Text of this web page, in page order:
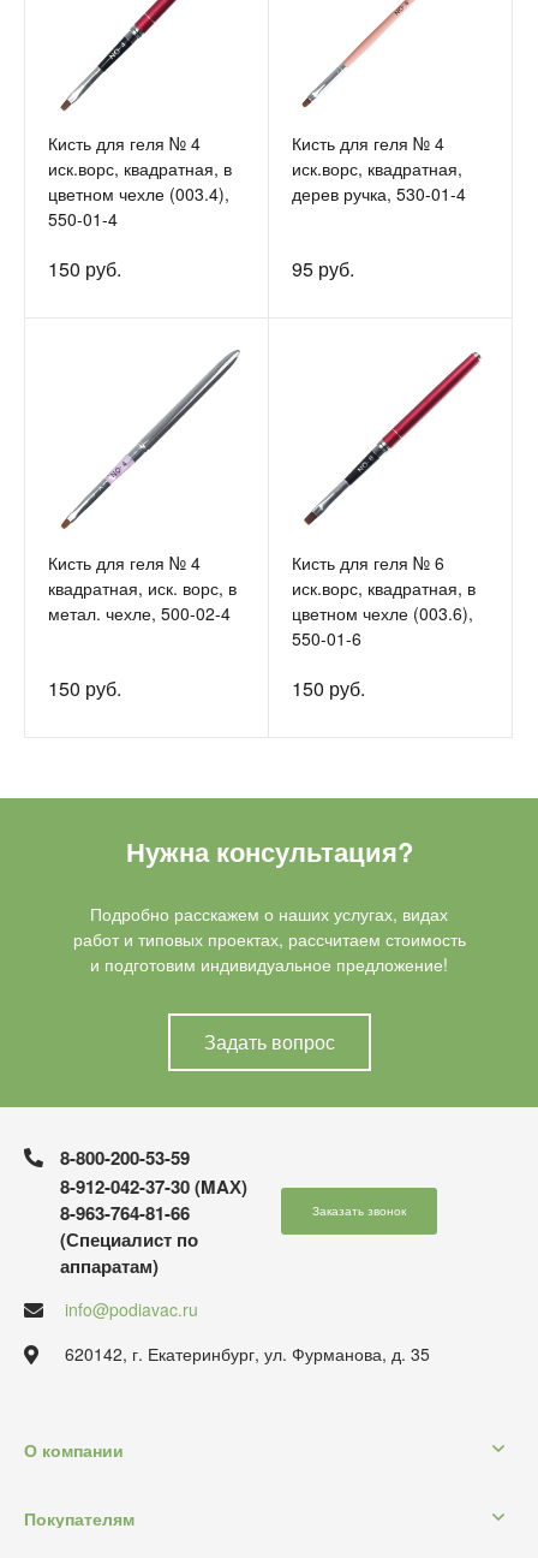
Кисть для геля № 4
иск.ворс, квадратная, в
цветном чехле (003.4),
550-01-4
150 руб.
Кисть для геля № 4
иск.ворс, квадратная,
дерев ручка, 530-01-4
95 руб.
Кисть для геля № 4
квадратная, иск. ворс, в
метал. чехле, 500-02-4
150 руб.
Кисть для геля № 6
иск.ворс, квадратная, в
цветном чехле (003.6),
550-01-6
150 руб.
Нужна консультация?
Подробно расскажем о наших услугах, видах
работ и типовых проектах, рассчитаем стоимость
и подготовим индивидуальное предложение!
Задать вопрос
8-800-200-53-59
8-912-042-37-30 (MAХ)
8-963-764-81-66
(Специалист по
аппаратам)
Заказать звонок
info@podiavac.ru
620142, г. Екатеринбург, ул. Фурманова, д. 35
О компании
Покупателям